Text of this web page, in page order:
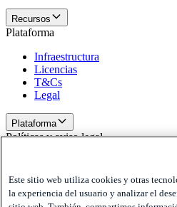
Recursos
Plataforma
Infraestructura
Licencias
T&Cs
Legal
Plataforma
Políticas y aviso legal
Cookies
Disclaimer
Este sitio web utiliza cookies y otras
la experiencia del usuario y analizar el